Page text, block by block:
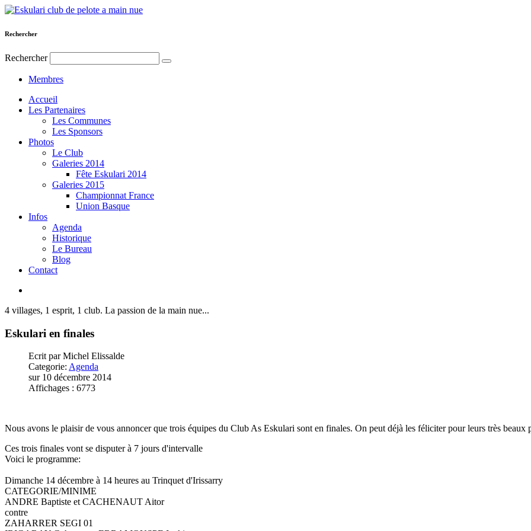
Rechercher
Rechercher
Membres
Accueil
Les Partenaires
Les Communes
Les Sponsors
Photos
Le Club
Galeries 2014
Fête Eskulari 2014
Galeries 2015
Championnat France
Union Basque
Infos
Agenda
Historique
Le Bureau
Blog
Contact
4 villages, 1 esprit, 1 club. La passion de la main nue...
Eskulari en finales
Ecrit par Michel Elissalde
Categorie: Agenda
sur 10 décembre 2014
Affichages : 6773
Nous avons le plaisir de vous annoncer que trois équipes du Club As Eskulari sont en finales. On peut déjà les féliciter pour leurs très beaux
Ces trois finales vont se disputer à 7 jours d'intervalle
Voici le programme:
Dimanche 14 décembre à 14 heures au Trinquet d'Irissarry
CATEGORIE/MINIME
ANDRE Baptiste et CACHENAUT Aitor
contre
ZAHARRER SEGI 01